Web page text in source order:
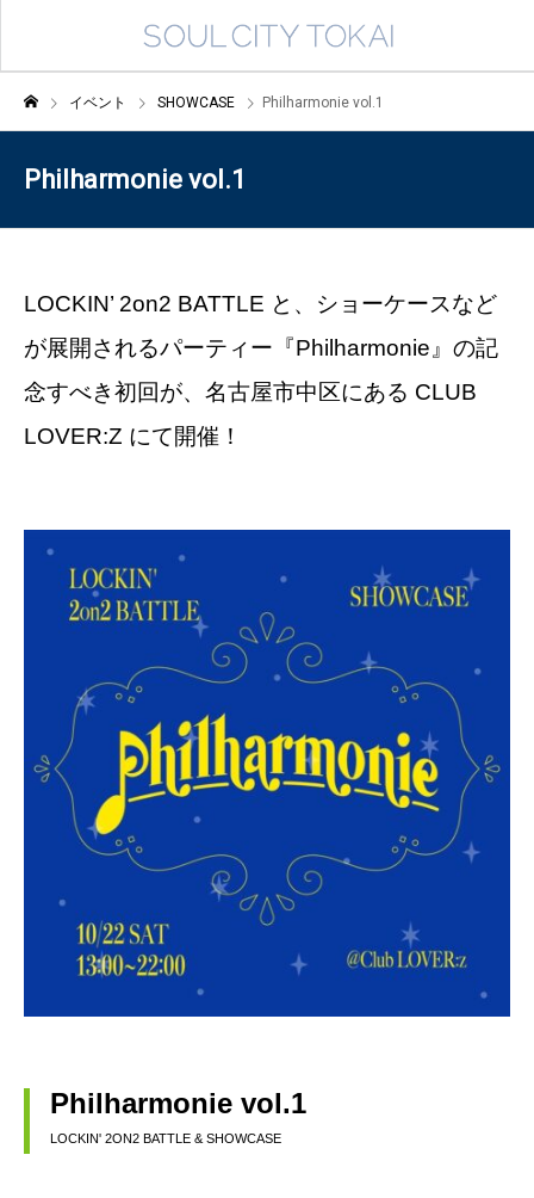
イベント SHOWCASE Philharmonie vol.1
Philharmonie vol.1
LOCKIN’ 2on2 BATTLE と、ショーケースなど
が展開されるパーティー『Philharmonie』の記
念すべき初回が、名古屋市中区にある CLUB
LOVER:Z にて開催！
Philharmonie vol.1
LOCKIN' 2ON2 BATTLE & SHOWCASE